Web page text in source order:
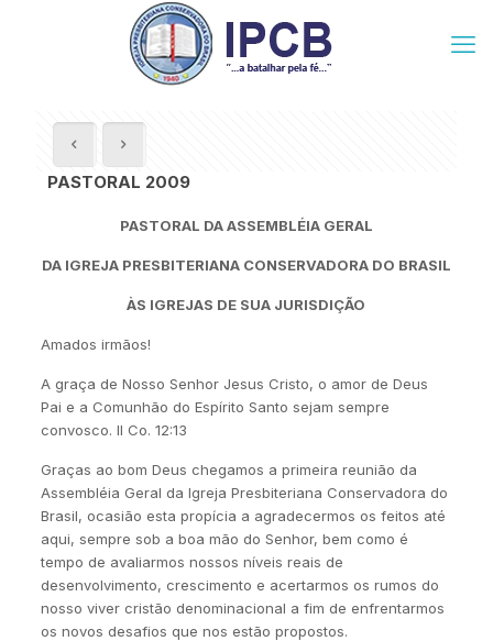
PASTORAL 2009
PASTORAL DA ASSEMBLÉIA GERAL
DA IGREJA PRESBITERIANA CONSERVADORA DO BRASIL
ÀS IGREJAS DE SUA JURISDIÇÃO
Amados irmãos!
A graça de Nosso Senhor Jesus Cristo, o amor de Deus
Pai e a Comunhão do Espírito Santo sejam sempre
convosco. II Co. 12:13
Graças ao bom Deus chegamos a primeira reunião da
Assembléia Geral da Igreja Presbiteriana Conservadora do
Brasil, ocasião esta propícia a agradecermos os feitos até
aqui, sempre sob a boa mão do Senhor, bem como é
tempo de avaliarmos nossos níveis reais de
desenvolvimento, crescimento e acertarmos os rumos do
nosso viver cristão denominacional a fim de enfrentarmos
os novos desafios que nos estão propostos.